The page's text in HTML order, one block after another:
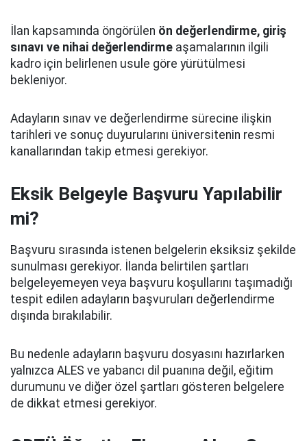
İlan kapsamında öngörülen ön değerlendirme, giriş
sınavı ve nihai değerlendirme aşamalarının ilgili
kadro için belirlenen usule göre yürütülmesi
bekleniyor.
Adayların sınav ve değerlendirme sürecine ilişkin
tarihleri ve sonuç duyurularını üniversitenin resmi
kanallarından takip etmesi gerekiyor.
Eksik Belgeyle Başvuru Yapılabilir
mi?
Başvuru sırasında istenen belgelerin eksiksiz şekilde
sunulması gerekiyor. İlanda belirtilen şartları
belgeleyemeyen veya başvuru koşullarını taşımadığı
tespit edilen adayların başvuruları değerlendirme
dışında bırakılabilir.
Bu nedenle adayların başvuru dosyasını hazırlarken
yalnızca ALES ve yabancı dil puanına değil, eğitim
durumunu ve diğer özel şartları gösteren belgelere
de dikkat etmesi gerekiyor.